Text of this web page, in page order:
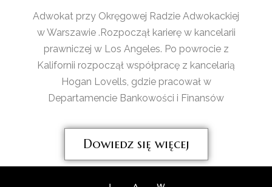
Adwokat przy Okręgowej Radzie Adwokackiej
w Warszawie .Rozpoczął karierę w kancelarii
prawniczej w Los Angeles. Po powrocie z
Kalifornii rozpoczął współpracę z kancelarią
Hogan Lovells, gdzie pracował w
Departamencie Bankowości i Finansów
Dowiedz się więcej